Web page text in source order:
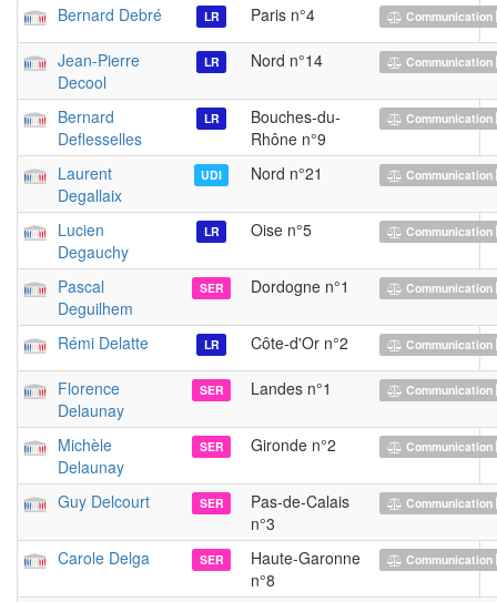
Bernard Debré LR Paris n°4
Jean-Pierre
Decool
LR Nord n°14
Bernard
Deflesselles
LR
Bouches-du-
Rhône n°9
Laurent
Degallaix
UDI Nord n°21
Lucien
Degauchy
LR Oise n°5
Pascal
Deguilhem
SER Dordogne n°1
Rémi Delatte LR Côte-d'Or n°2
Florence
Delaunay
SER Landes n°1
Michèle
Delaunay
SER Gironde n°2
Guy Delcourt SER
Pas-de-Calais
n°3
Carole Delga SER
Haute-Garonne
n°8